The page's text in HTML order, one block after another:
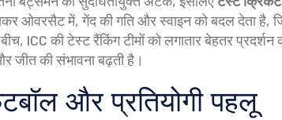
ओवरसैट में, गेंद की गति और स्वाइन को बदल देता है,
ICC की टेस्ट रैंकिंग टीमों को लगातार बेहतर
जीत की संभावना बढ़ती है।
और प्रतियोगी पहलू